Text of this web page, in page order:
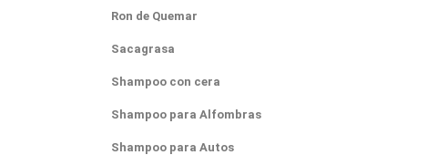
Ron de Quemar
Sacagrasa
Shampoo con cera
Shampoo para Alfombras
Shampoo para Autos